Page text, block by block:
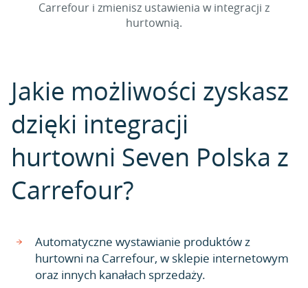
Carrefour i zmienisz ustawienia w integracji z
hurtownią.
Jakie możliwości zyskasz
dzięki integracji
hurtowni Seven Polska z
Carrefour?
Automatyczne wystawianie produktów z
hurtowni na Carrefour, w sklepie internetowym
oraz innych kanałach sprzedaży.